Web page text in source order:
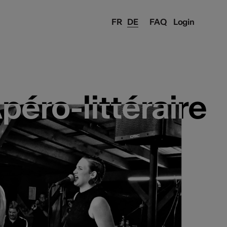
FAQ Login
FR DE
littéraire
littéraire